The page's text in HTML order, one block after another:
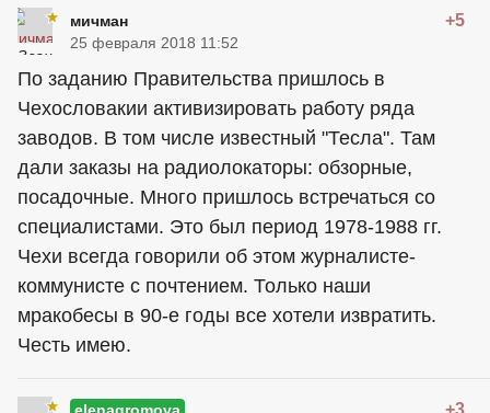
мичман +5
25 февраля 2018 11:52
По заданию Правительства пришлось в
Чехословакии активизировать работу ряда
заводов. В том числе известный "Тесла". Там
дали заказы на радиолокаторы: обзорные,
посадочные. Много пришлось встречаться со
специалистами. Это был период 1978-1988 гг.
Чехи всегда говорили об этом журналисте-
коммунисте с почтением. Только наши
мракобесы в 90-е годы все хотели извратить.
Честь имею.
elenagromova +3